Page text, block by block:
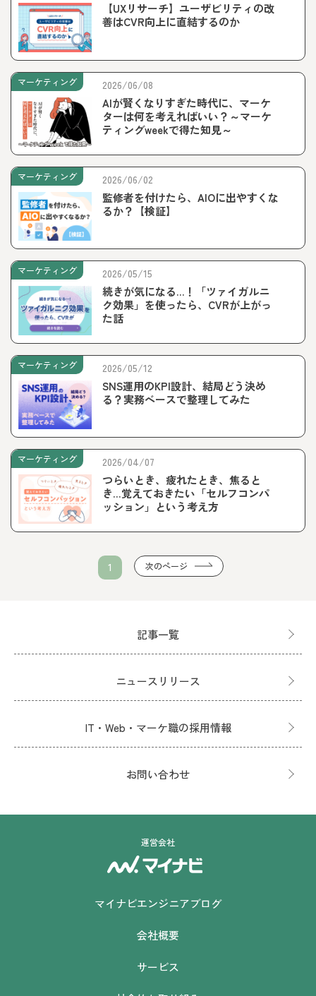
【UXリサーチ】ユーザビリティの改
善はCVR向上に直結するのか
2026/06/08
AIが賢くなりすぎた時代に、マーケ
ターは何を考えればいい？～マーケ
ティングweekで得た知見～
マーケティング
2026/06/02
監修者を付けたら、AIOに出やすくな
るか？【検証】
マーケティング
2026/05/15
続きが気になる…！「ツァイガルニ
ク効果」を使ったら、CVRが上がっ
た話
マーケティング
2026/05/12
SNS運用のKPI設計、結局どう決め
る？実務ベースで整理してみた
マーケティング
2026/04/07
つらいとき、疲れたとき、焦ると
き…覚えておきたい「セルフコンパ
ッション」という考え方
マーケティング
1 次のページ
記事一覧
ニュースリリース
IT・Web・マーケ職の採用情報
お問い合わせ
運営会社
マイナビエンジニアブログ
会社概要
サービス